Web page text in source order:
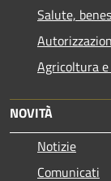
Salute,
Agricoltura e
NOVITÀ
Notizie
Comunicati